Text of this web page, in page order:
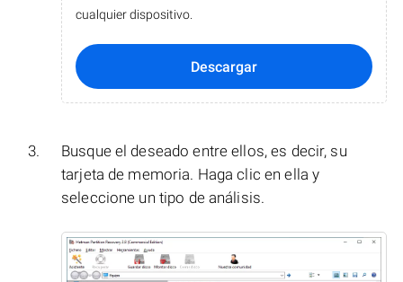
cualquier dispositivo.
Descargar
Busque el deseado entre ellos, es decir, su
tarjeta de memoria. Haga clic en ella y
seleccione un tipo de análisis.